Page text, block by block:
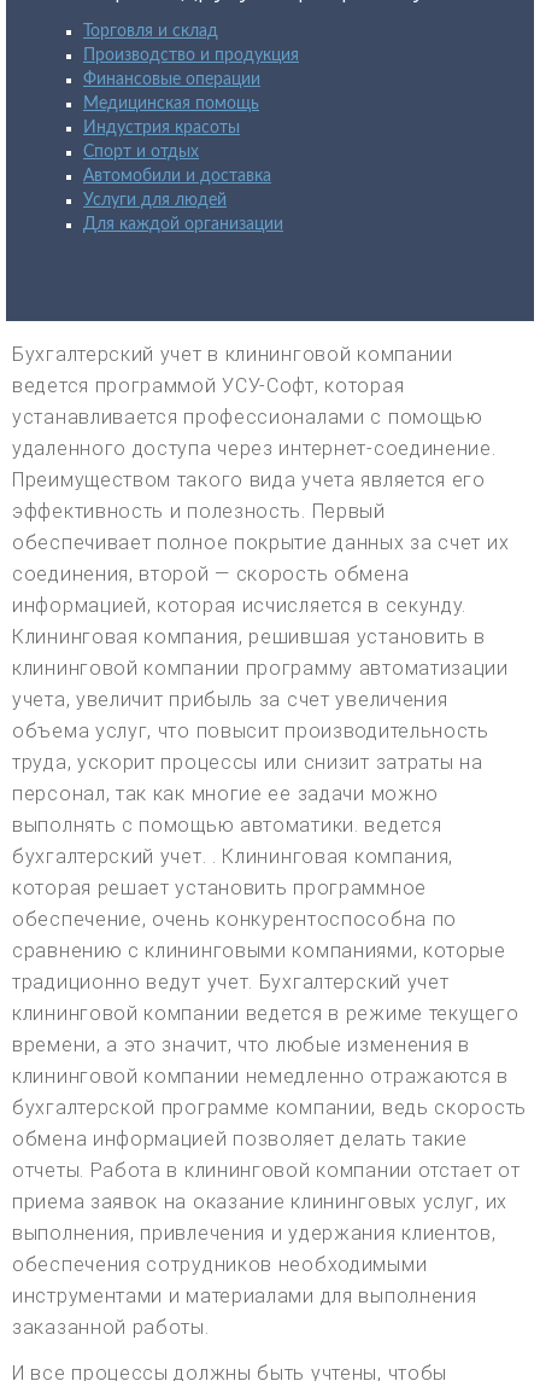
Торговля и склад
Производство и продукция
Финансовые операции
Медицинская помощь
Индустрия красоты
Спорт и отдых
Автомобили и доставка
Услуги для людей
Для каждой организации
Бухгалтерский учет в клининговой компании
ведется программой УСУ-Софт, которая
устанавливается профессионалами с помощью
удаленного доступа через интернет-соединение.
Преимуществом такого вида учета является его
эффективность и полезность. Первый
обеспечивает полное покрытие данных за счет их
соединения, второй — скорость обмена
информацией, которая исчисляется в секунду.
Клининговая компания, решившая установить в
клининговой компании программу автоматизации
учета, увеличит прибыль за счет увеличения
объема услуг, что повысит производительность
труда, ускорит процессы или снизит затраты на
персонал, так как многие ее задачи можно
выполнять с помощью автоматики. ведется
бухгалтерский учет. . Клининговая компания,
которая решает установить программное
обеспечение, очень конкурентоспособна по
сравнению с клининговыми компаниями, которые
традиционно ведут учет. Бухгалтерский учет
клининговой компании ведется в режиме текущего
времени, а это значит, что любые изменения в
клининговой компании немедленно отражаются в
бухгалтерской программе компании, ведь скорость
обмена информацией позволяет делать такие
отчеты. Работа в клининговой компании отстает от
приема заявок на оказание клининговых услуг, их
выполнения, привлечения и удержания клиентов,
обеспечения сотрудников необходимыми
инструментами и материалами для выполнения
заказанной работы.
И все процессы должны быть учтены, чтобы